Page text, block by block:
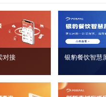
对接 银豹餐饮智慧